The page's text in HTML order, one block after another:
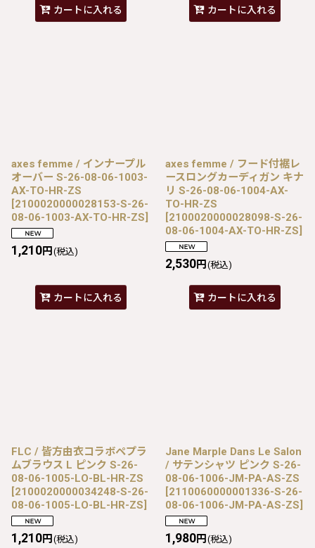
カートに入れる カートに入れる
axes femme / インナープル
オーバー S-26-08-06-1003-
AX-TO-HR-ZS
[2100020000028153-S-26-
08-06-1003-AX-TO-HR-ZS]
1,210円 (税込)
カートに入れる
axes femme / フード付裾レ
ースロングカーディガン キナ
リ S-26-08-06-1004-AX-
TO-HR-ZS
[2100020000028098-S-26-
08-06-1004-AX-TO-HR-ZS]
2,530円 (税込)
カートに入れる
FLC / 皆方由衣コラボペプラ
ムブラウス L ピンク S-26-
08-06-1005-LO-BL-HR-ZS
[2100020000034248-S-26-
08-06-1005-LO-BL-HR-ZS]
1,210円 (税込)
Jane Marple Dans Le Salon
/ サテンシャツ ピンク S-26-
08-06-1006-JM-PA-AS-ZS
[2110060000001336-S-26-
08-06-1006-JM-PA-AS-ZS]
1,980円 (税込)